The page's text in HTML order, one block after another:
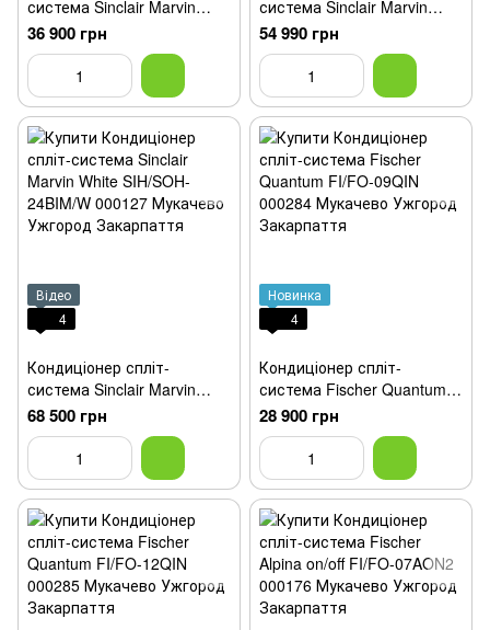
система Sinclair Marvin
White SIH/SOH-12BIM/W
36 900 грн
система Sinclair Marvin
White SIH/SOH-18BIM/W
54 990 грн
Відео
4
Кондиціонер спліт-
система Sinclair Marvin
White SIH/SOH-24BIM/W
68 500 грн
Новинка
4
Кондиціонер спліт-
система Fischer Quantum
FI/FO-09QIN
28 900 грн